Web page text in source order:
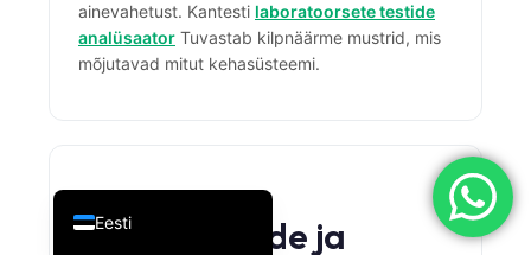
ainevahetust. Kantesti laboratoorsete testide
analüsaator Tuvastab kilpnäärme mustrid, mis
mõjutavad mitut kehasüsteemi.
💊 Vitamiinide ja
Eesti
Français
עִבְרִית